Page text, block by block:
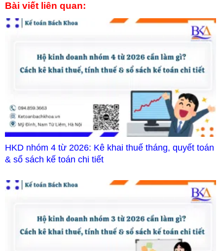
Bài viết liên quan:
HKD nhóm 4 từ 2026: Kê khai thuế tháng, quyết toán
& sổ sách kế toán chi tiết